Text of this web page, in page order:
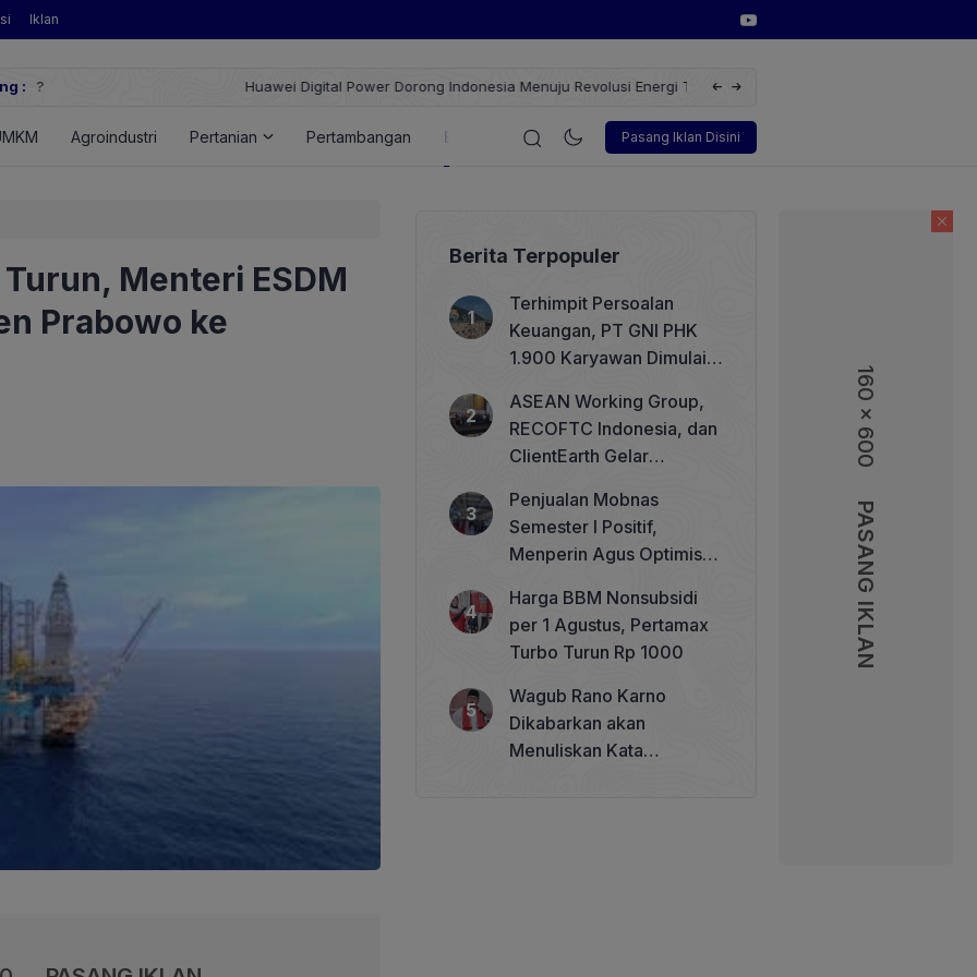
160 x 600
PASANG IKLAN
Iklan
:
Huawei Digital Power Dorong Indonesia Menuju Revolusi Energi Terbarukan dengan Solusi
Wakil Direktur Utama PT Pelindo,
Pasang Iklan Disini
Agroindustri Pertanian Pertambangan Energi Korporasi Teknologi Otomotif
Menteri ESDM
Prabowo ke
Berita Terpopuler
Terhimpit Persoalan
Keuangan, PT GNI PHK
1.900 Karyawan Dimulai 5
ASEAN Working Group,
RECOFTC Indonesia, dan
ClientEarth Gelar
Memperkuat Tata Kelola
Perhutanan Sosial
Penjualan Mobnas
Semester I Positif,
Menperin Agus Optimistis
Harga BBM Nonsubsidi
per 1 Agustus, Pertamax
Turbo Turun Rp 1000
Wagub Rano Karno
Dikabarkan akan
Menuliskan Kata